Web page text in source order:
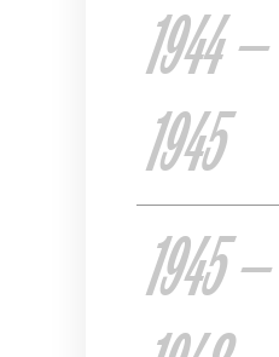
1944 —
1945
1945 —